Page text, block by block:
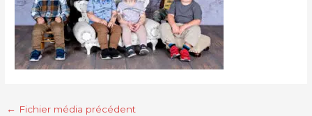
← Fichier média précédent